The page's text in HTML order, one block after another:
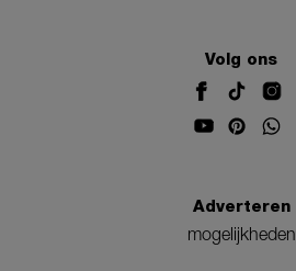
Volg ons
Adverteren
mogelijkheden